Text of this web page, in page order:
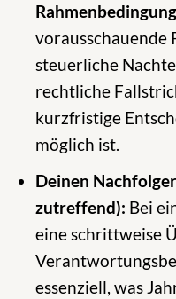
vorausschauende
steuerliche
rechtliche
kurzfristige
möglich ist.
Deinen
zutreffend): Bei
eine schrittweise
essenziell, was